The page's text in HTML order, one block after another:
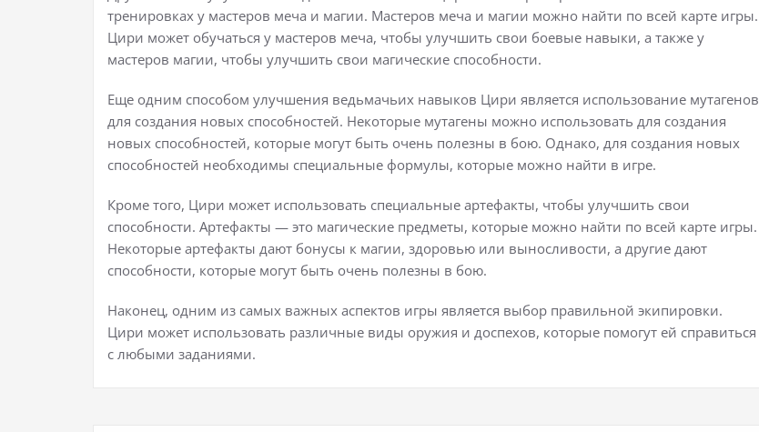
тренировках у мастеров меча и магии. Мастеров меча и магии можно найти по всей карте игры.
Цири может обучаться у мастеров меча, чтобы улучшить свои боевые навыки, а также у
мастеров магии, чтобы улучшить свои магические способности.
Еще одним способом улучшения ведьмачьих навыков Цири является использование мутагенов
для создания новых способностей. Некоторые мутагены можно использовать для создания
новых способностей, которые могут быть очень полезны в бою. Однако, для создания новых
способностей необходимы специальные формулы, которые можно найти в игре.
Кроме того, Цири может использовать специальные артефакты, чтобы улучшить свои
способности. Артефакты — это магические предметы, которые можно найти по всей карте игры.
Некоторые артефакты дают бонусы к магии, здоровью или выносливости, а другие дают
способности, которые могут быть очень полезны в бою.
Наконец, одним из самых важных аспектов игры является выбор правильной экипировки.
Цири может использовать различные виды оружия и доспехов, которые помогут ей справиться
с любыми заданиями.